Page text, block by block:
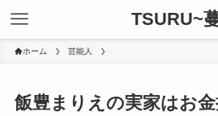
TSURU~
ホーム 芸能人
飯豊まりえの実家はお